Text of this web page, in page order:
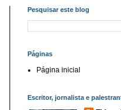
Pesquisar este blog
Páginas
Página inicial
Escritor, jornalista e